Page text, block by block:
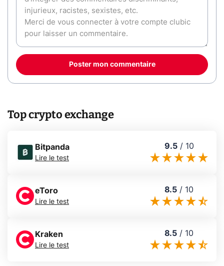
Poster mon commentaire
Top crypto exchange
Bitpanda
Lire le test
9.5/ 10
eToro
Lire le test
8.5 / 10
Kraken
Lire le test
8.5 / 10